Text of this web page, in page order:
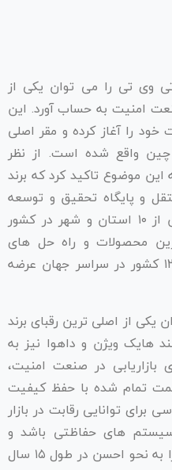
تی وی تی را می توان یکی از
امنیت به حساب آورد. این
از سال ۲۰۰۴ فعالیت خود را آغاز کرده و مقر اصلی
واقع شده است. از نظر
موضوع تاکید کرد که برند
و پایگاه تحقیق و توسعه
است که شعبه هایی را در بیش از ۱۰ استان و شهر در کشور
محصولات و راه حل های
امنیت ویدئویی را به بیش از ۱۲۰ کشور در سراسر جهان عرضه
از اصلی ترین رقبای برند
هایک ویژن و داهوا نیز به
در صنعت امنیت،
تمام شده با حفظ کیفیت
توانایی رقابت در بازار
های حفاظتی باشد و
شرکت تی وی تی این استراتژی را به نحو احسن در طول ۱۵ سال